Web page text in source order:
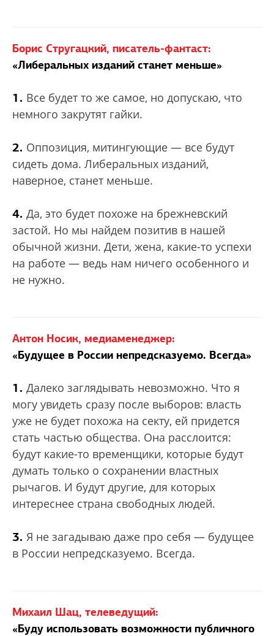
Борис Стругацкий, писатель-фантаст:
«Либеральных изданий станет меньше»
1. Все будет то же самое, но допускаю, что
немного закрутят гайки.
2. Оппозиция, митингующие — все будут
сидеть дома. Либеральных изданий,
наверное, станет меньше.
4. Да, это будет похоже на брежневский
застой. Но мы найдем позитив в нашей
обычной жизни. Дети, жена, какие-то успехи
на работе — ведь нам ничего особенного и
не нужно.
Антон Носик, медиаменеджер:
«Будущее в России непредсказуемо. Всегда»
1. Далеко заглядывать невозможно. Что я
могу увидеть сразу после выборов: власть
уже не будет похожа на секту, ей придется
стать частью общества. Она расслоится:
будут какие-то временщики, которые будут
думать только о сохранении властных
рычагов. И будут другие, для которых
интереснее страна свободных людей.
3. Я не загадываю даже про себя — будущее
в России непредсказуемо. Всегда.
Михаил Шац, телеведущий:
«Буду использовать возможности публичного